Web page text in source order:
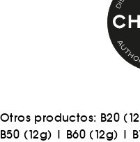
Otros productos: B20
B50 (12g) | B60 (12g) |